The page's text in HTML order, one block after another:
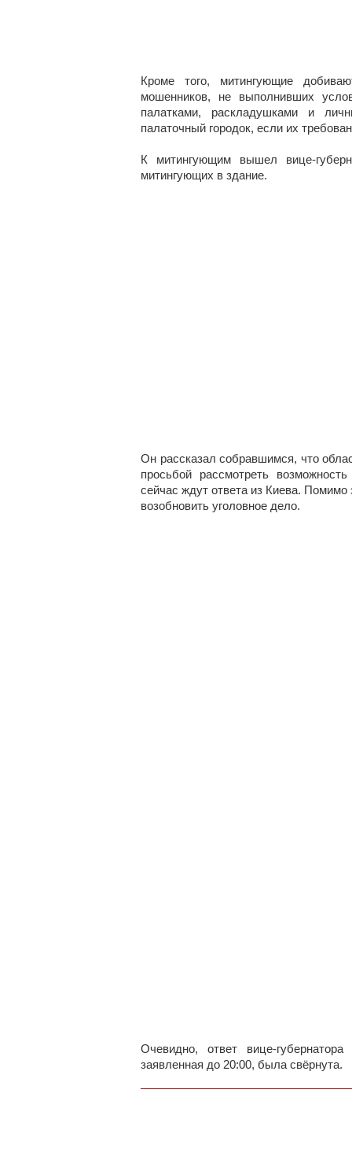
Кроме того, митингующие
мошенников, не выполнивших
палатками, раскладушками и
палаточный городок, если их
К митингующим вышел вице-
митингующих в здание.
Он рассказал собравшимся, что
просьбой рассмотреть
сейчас ждут ответа из Киева. Помимо
возобновить уголовное дело.
Очевидно, ответ вице-
заявленная до 20:00, была свёрнута.